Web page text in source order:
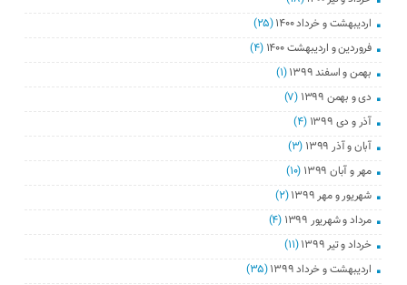
اردیبهشت و خرداد ۱۴۰۰
(۲۵)
فروردین و اردیبهشت ۱۴۰۰
(۴)
بهمن و اسفند ۱۳۹۹
(۱)
دی و بهمن ۱۳۹۹
(۷)
آذر و دی ۱۳۹۹
(۴)
آبان و آذر ۱۳۹۹
(۳)
مهر و آبان ۱۳۹۹
(۱۰)
شهریور و مهر ۱۳۹۹
(۲)
مرداد و شهریور ۱۳۹۹
(۴)
خرداد و تیر ۱۳۹۹
(۱۱)
اردیبهشت و خرداد ۱۳۹۹
(۳۵)